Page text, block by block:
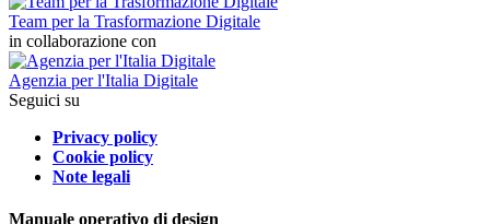
Team per la Trasformazione Digitale
in collaborazione con
Agenzia per l'Italia Digitale
Seguici su
Privacy policy
Cookie policy
Note legali
Manuale operativo di design